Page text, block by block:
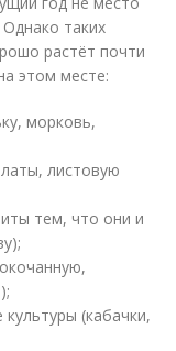
таких
растёт почти
этом месте:
морковь,
листовую
тем, что они и
(кабачки,